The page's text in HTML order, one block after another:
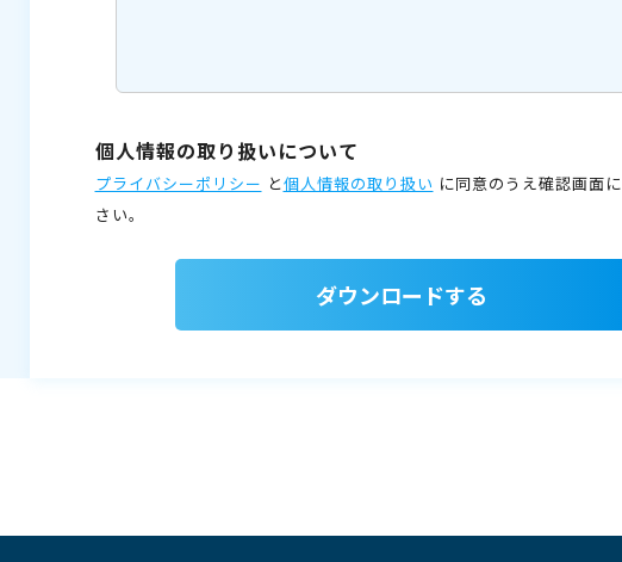
個人情報の取り扱いについて
プライバシーポリシー と個人情報の取り扱い に同意のうえ確認画面に
さい。
ダウンロードする